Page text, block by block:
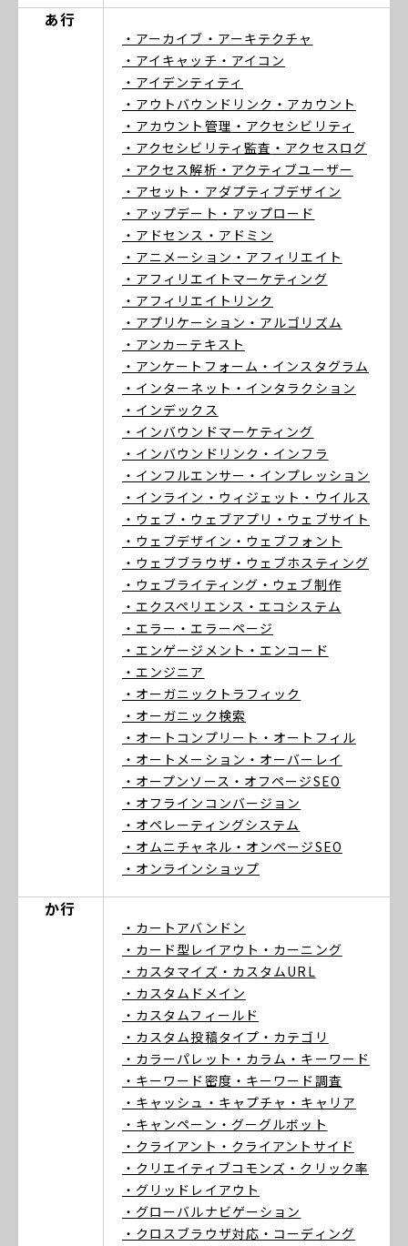
あ行
・アーカイブ ・アーキテクチャ
・アイキャッチ ・アイコン
・アイデンティティ
・アウトバウンドリンク ・アカウント
・アカウント管理 ・アクセシビリティ
・アクセシビリティ監査 ・アクセスログ
・アクセス解析 ・アクティブユーザー
・アセット ・アダプティブデザイン
・アップデート ・アップロード
・アドセンス ・アドミン
・アニメーション ・アフィリエイト
・アフィリエイトマーケティング
・アフィリエイトリンク
・アプリケーション ・アルゴリズム
・アンカーテキスト
・アンケートフォーム ・インスタグラム
・インターネット ・インタラクション
・インデックス
・インバウンドマーケティング
・インバウンドリンク ・インフラ
・インフルエンサー ・インプレッション
・インライン ・ウィジェット ・ウイルス
・ウェブ ・ウェブアプリ ・ウェブサイト
・ウェブデザイン ・ウェブフォント
・ウェブブラウザ ・ウェブホスティング
・ウェブライティング ・ウェブ制作
・エクスペリエンス ・エコシステム
・エラー ・エラーページ
・エンゲージメント ・エンコード
・エンジニア
・オーガニックトラフィック
・オーガニック検索
・オートコンプリート ・オートフィル
・オートメーション ・オーバーレイ
・オープンソース ・オフページSEO
・オフラインコンバージョン
・オペレーティングシステム
・オムニチャネル ・オンページSEO
・オンラインショップ
か行
・カートアバンドン
・カード型レイアウト ・カーニング
・カスタマイズ ・カスタムURL
・カスタムドメイン
・カスタムフィールド
・カスタム投稿タイプ ・カテゴリ
・カラーパレット ・カラム ・キーワード
・キーワード密度 ・キーワード調査
・キャッシュ ・キャプチャ ・キャリア
・キャンペーン ・グーグルボット
・クライアント ・クライアントサイド
・クリエイティブコモンズ ・クリック率
・グリッドレイアウト
・グローバルナビゲーション
・クロスブラウザ対応 ・コーディング